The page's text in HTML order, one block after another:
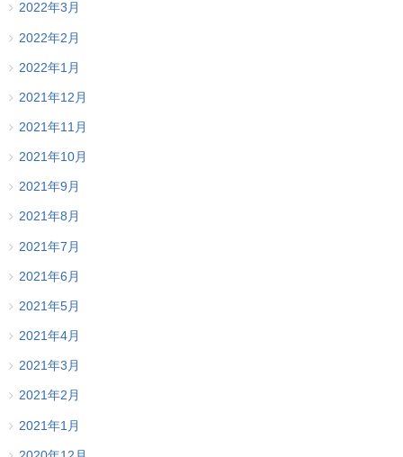
2022年3月
2022年2月
2022年1月
2021年12月
2021年11月
2021年10月
2021年9月
2021年8月
2021年7月
2021年6月
2021年5月
2021年4月
2021年3月
2021年2月
2021年1月